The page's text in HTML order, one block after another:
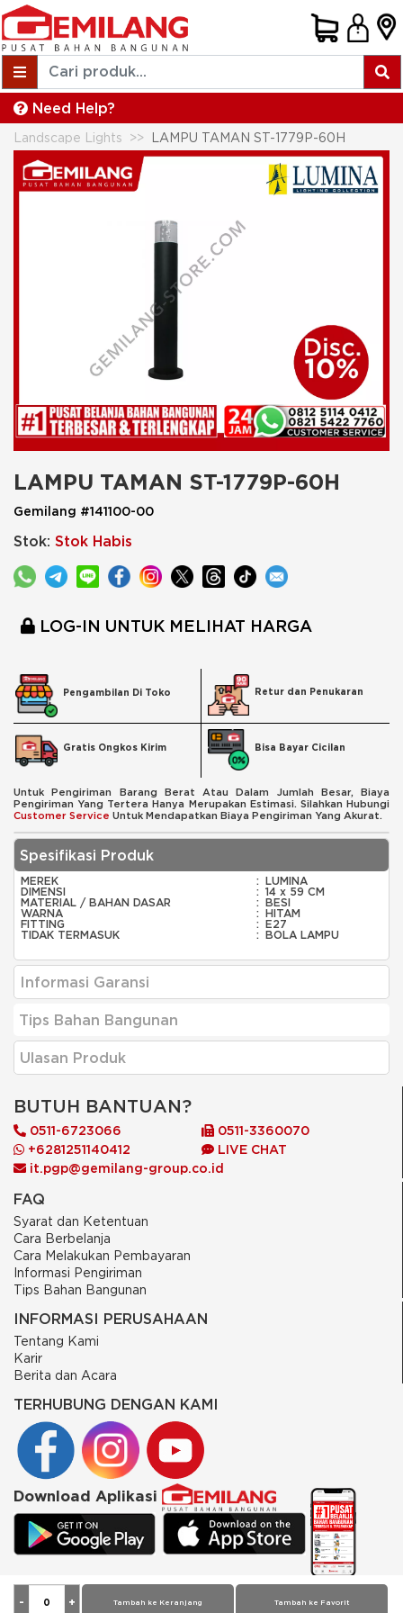
Need Help?
Landscape Lights LAMPU TAMAN ST-1779P-60H
LAMPU TAMAN ST-1779P-60H
Gemilang #141100-00
Stok: Stok Habis
LOG-IN UNTUK MELIHAT HARGA
Tambah ke Keranjang Tambah ke Favorit
Pengambilan Di Toko Retur dan Penukaran
Gratis Ongkos Kirim Bisa Bayar Cicilan
Untuk Pengiriman Barang Berat Atau Dalam Jumlah Besar, Biaya
Pengiriman Yang Tertera Hanya Merupakan Estimasi. Silahkan Hubungi
Customer Service Untuk Mendapatkan Biaya Pengiriman Yang Akurat.
Spesifikasi Produk
MEREK : LUMINA
DIMENSI
: 14 x 59 CM
MATERIAL / BAHAN DASAR
: BESI
WARNA
: HITAM
FITTING
: E27
TIDAK TERMASUK
: BOLA LAMPU
Informasi Garansi
Tips Bahan Bangunan
Ulasan Produk
BUTUH BANTUAN?
0511-6723066
0511-3360070
+6281251140412
LIVE CHAT
it.pgp@gemilang-group.co.id
FAQ
Syarat dan Ketentuan
Cara Berbelanja
Cara Melakukan Pembayaran
Informasi Pengiriman
Tips Bahan Bangunan
INFORMASI PERUSAHAAN
Tentang Kami
Karir
Berita dan Acara
TERHUBUNG DENGAN KAMI
Download Aplikasi
© 2026 PT Putra Gemilang Prima. All rights reserved